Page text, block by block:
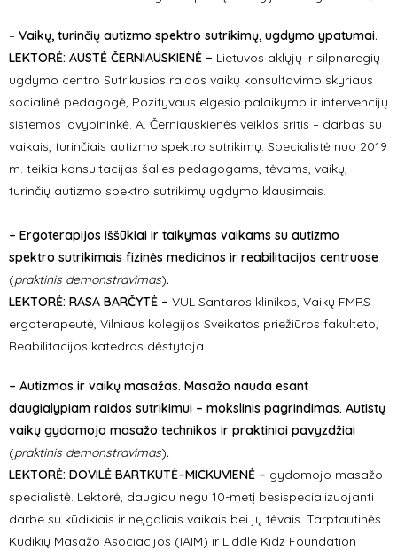
– Vaikų, turinčių autizmo spektro sutrikimų, ugdymo ypatumai.
LEKTORĖ: AUSTĖ ČERNIAUSKIENĖ – Lietuvos aklųjų ir silpnaregių
ugdymo centro Sutrikusios raidos vaikų konsultavimo skyriaus
socialinė pedagogė, Pozityvaus elgesio palaikymo ir intervencijų
sistemos lavybininkė. A. Černiauskienės veiklos sritis – darbas su
vaikais, turinčiais autizmo spektro sutrikimų. Specialistė nuo 2019
m. teikia konsultacijas šalies pedagogams, tėvams, vaikų,
turinčių autizmo spektro sutrikimų ugdymo klausimais.
– Ergoterapijos iššūkiai ir taikymas vaikams su autizmo
spektro sutrikimais fizinės medicinos ir reabilitacijos centruose
(praktinis demonstravimas).
LEKTORĖ: RASA BARČYTĖ – VUL Santaros klinikos, Vaikų FMRS
ergoterapeutė, Vilniaus kolegijos Sveikatos priežiūros fakulteto,
Reabilitacijos katedros dėstytoja.
– Autizmas ir vaikų masažas. Masažo nauda esant
daugialypiam raidos sutrikimui – mokslinis pagrindimas. Autistų
vaikų gydomojo masažo technikos ir praktiniai pavyzdžiai
(praktinis demonstravimas).
LEKTORĖ: DOVILĖ BARTKUTĖ–MICKUVIENĖ – gydomojo masažo
specialistė. Lektorė, daugiau negu 10-metį besispecializuojanti
darbe su kūdikiais ir neįgaliais vaikais bei jų tėvais. Tarptautinės
Kūdikių Masažo Asociacijos (IAIM) ir Liddle Kidz Foundation